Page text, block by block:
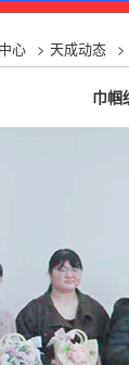
心 > 天成动态 >
巾帼